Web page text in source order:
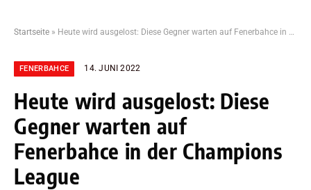
Startseite » Heute wird ausgelost: Diese Gegner warten auf Fenerbahce in der Champions League
FENERBAHCE 14. JUNI 2022
Heute wird ausgelost: Diese
Gegner warten auf
Fenerbahce in der Champions
League